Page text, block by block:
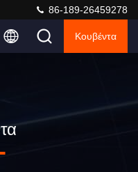
86-189-26459278
Κουβέντα